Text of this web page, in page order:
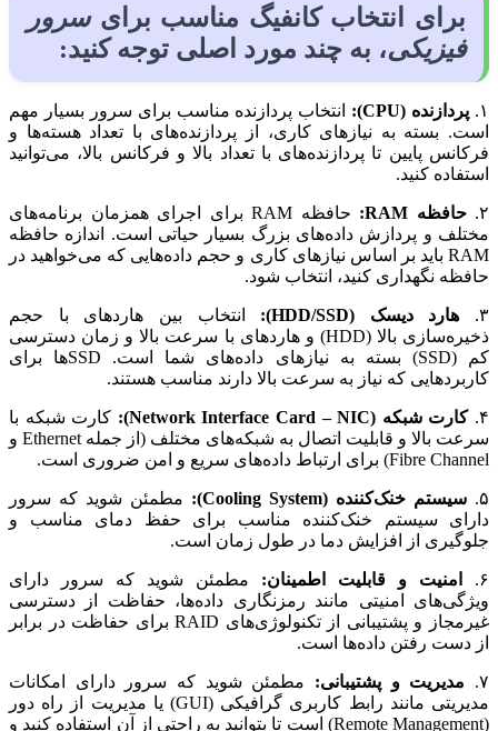
برای انتخاب کانفیگ مناسب برایسرور
فیزیکی، به چند مورد اصلی توجه کنید:
۱. پردازنده (CPU):
انتخاب پردازنده مناسب برای سرور بسیار مهم
است. بسته به نیازهای کاری، از پردازنده‌های با تعداد هسته‌ها و
فرکانس پایین تا پردازنده‌های با تعداد بالا و فرکانس بالا، می‌توانید
استفاده کنید.
۲. حافظه RAM:
حافظه RAM برای اجرای همزمان برنامه‌های
مختلف و پردازش داده‌های بزرگ بسیار حیاتی است. اندازه حافظه
RAM باید بر اساس نیازهای کاری و حجم داده‌هایی که می‌خواهید در
حافظه نگهداری کنید، انتخاب شود.
۳. هارد دیسک (HDD/SSD):
انتخاب بین هاردهای با حجم
ذخیره‌سازی بالا (HDD) و هاردهای با سرعت بالا و زمان دسترسی
کم (SSD) بسته به نیازهای داده‌های شما است. SSDها برای
کاربردهایی که نیاز به سرعت بالا دارند مناسب هستند.
۴. کارت شبکه (Network Interface Card – NIC):
کارت شبکه با
سرعت بالا و قابلیت اتصال به شبکه‌های مختلف (از جمله Ethernet و
Fibre Channel) برای ارتباط داده‌های سریع و امن ضروری است.
۵. سیستم خنک‌کننده (Cooling System):
مطمئن شوید که سرور
دارای سیستم خنک‌کننده مناسب برای حفظ دمای مناسب و
جلوگیری از افزایش دما در طول زمان است.
۶. امنیت و قابلیت اطمینان: مطمئن شوید که سرور دارای
ویژگی‌های امنیتی مانند رمزنگاری داده‌ها، حفاظت از دسترسی
غیرمجاز و پشتیبانی از تکنولوژی‌های RAID برای حفاظت در برابر
از دست رفتن داده‌ها است.
۷. مدیریت و پشتیبانی: مطمئن شوید که سرور دارای امکانات
مدیریتی مانند رابط کاربری گرافیکی (GUI) یا مدیریت از راه دور
(Remote Management) است تا بتوانید به راحتی از آن استفاده کنید و